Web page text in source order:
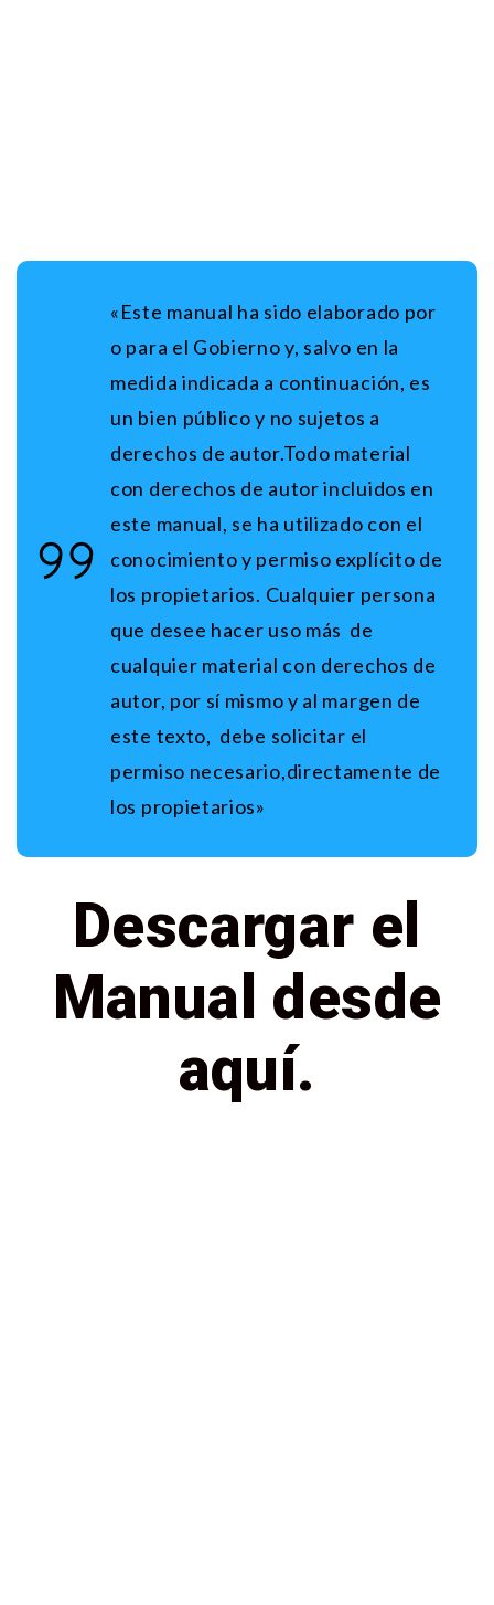
«Este manual ha sido elaborado por
o para el Gobierno y, salvo en la
medida indicada a continuación, es
un bien público y no sujetos a
derechos de autor.Todo material
con derechos de autor incluidos en
este manual, se ha utilizado con el
conocimiento y permiso explícito de
los propietarios. Cualquier persona
que desee hacer uso más de
cualquier material con derechos de
autor, por sí mismo y al margen de
este texto, debe solicitar el
permiso necesario,directamente de
los propietarios»
Descargar el
Manual desde
aquí.